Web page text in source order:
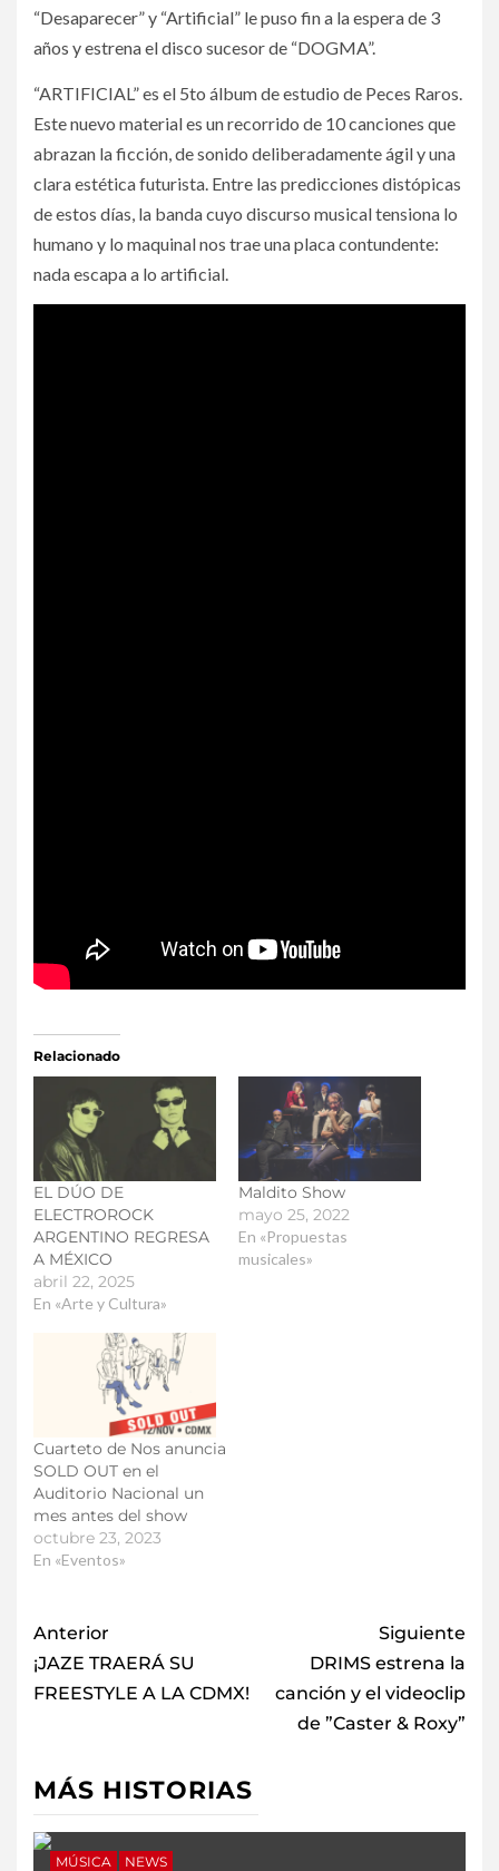
“Desaparecer” y “Artificial” le puso fin a la espera de 3
años y estrena el disco sucesor de “DOGMA”.
“ARTIFICIAL” es el 5to álbum de estudio de Peces Raros.
Este nuevo material es un recorrido de 10 canciones que
abrazan la ficción, de sonido deliberadamente ágil y una
clara estética futurista. Entre las predicciones distópicas
de estos días, la banda cuyo discurso musical tensiona lo
humano y lo maquinal nos trae una placa contundente:
nada escapa a lo artificial.
Relacionado
EL DÚO DE
ELECTROROCK
ARGENTINO REGRESA
A MÉXICO
abril 22, 2025
En «Arte y Cultura»
Maldito Show
mayo 25, 2022
En «Propuestas
musicales»
Cuarteto de Nos anuncia
SOLD OUT en el
Auditorio Nacional un
mes antes del show
octubre 23, 2023
En «Eventos»
Anterior
¡JAZE TRAERÁ SU
FREESTYLE A LA CDMX!
Siguiente
DRIMS estrena la
canción y el videoclip
de ”Caster & Roxy”
MÁS HISTORIAS
MÚSICA NEWS